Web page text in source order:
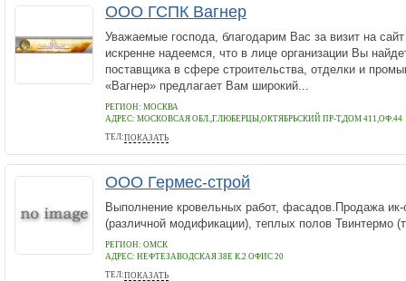
ООО ГСПК Вагнер
Уважаемые господа, благодарим Вас за визит на
искренне надеемся, что в лице организации Вы
поставщика в сфере строительства, отделки и
«Вагнер» предлагает Вам широкий...
РЕГИОН: МОСКВА
АДРЕС: МОСКОВСАЯ ОБЛ.,Г.ЛЮБЕРЦЫ,ОКТЯБРЬСКИЙ ПР-Т,ДОМ 411,ОФ.44
ТЕЛ:ПОКАЗАТЬ
(495)660-23-03, 558-88-07
ООО Гермес-строй
Выполнение кровельных работ, фасадов.Продажа ик-
(различной модификации), теплых полов Твинтермо
РЕГИОН: ОМСК
АДРЕС: НЕФТЕЗАВОДСКАЯ 38Е К.2 ОФИС 20
ТЕЛ:ПОКАЗАТЬ
+79083175561